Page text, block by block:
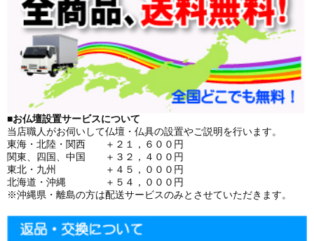
■お仏壇設置サービスについて
当店職人がお伺いして仏壇・仏具の設置やご説明を行います。
東海・北陸・関西 ＋２１，６００円
関東、四国、中国 ＋３２，４００円
東北・九州 ＋４５，０００円
北海道・沖縄 ＋５４，０００円
※沖縄県・離島の方は配送サービスのみとさせていただきます。